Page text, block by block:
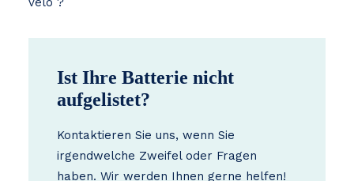
Ist Ihre Batterie nicht
aufgelistet?
Kontaktieren Sie uns, wenn Sie
irgendwelche Zweifel oder Fragen
haben. Wir werden Ihnen gerne helfen!